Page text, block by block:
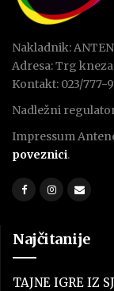
Nakladnik:
Adresa: Trg
Kontakt: 023/777-
Nadležni
Impressum
poveznici.
Najčitanije
TAJNE IGRE IZ